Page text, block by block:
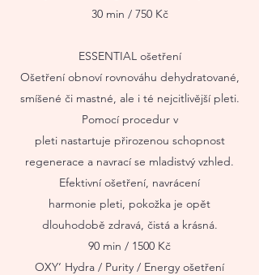
30 min / 750 Kč
ESSENTIAL ošetření
Ošetření obnoví rovnováhu dehydratované,
smíšené či mastné, ale i té nejcitlivější pleti.
Pomocí procedur v
pleti nastartuje přirozenou schopnost
regenerace a navrací se mladistvý vzhled.
Efektivní ošetření, navrácení
harmonie pleti, pokožka je opět
dlouhodobě zdravá, čistá a krásná.
90 min / 1500 Kč
OXY‘ Hydra / Purity / Energy ošetření